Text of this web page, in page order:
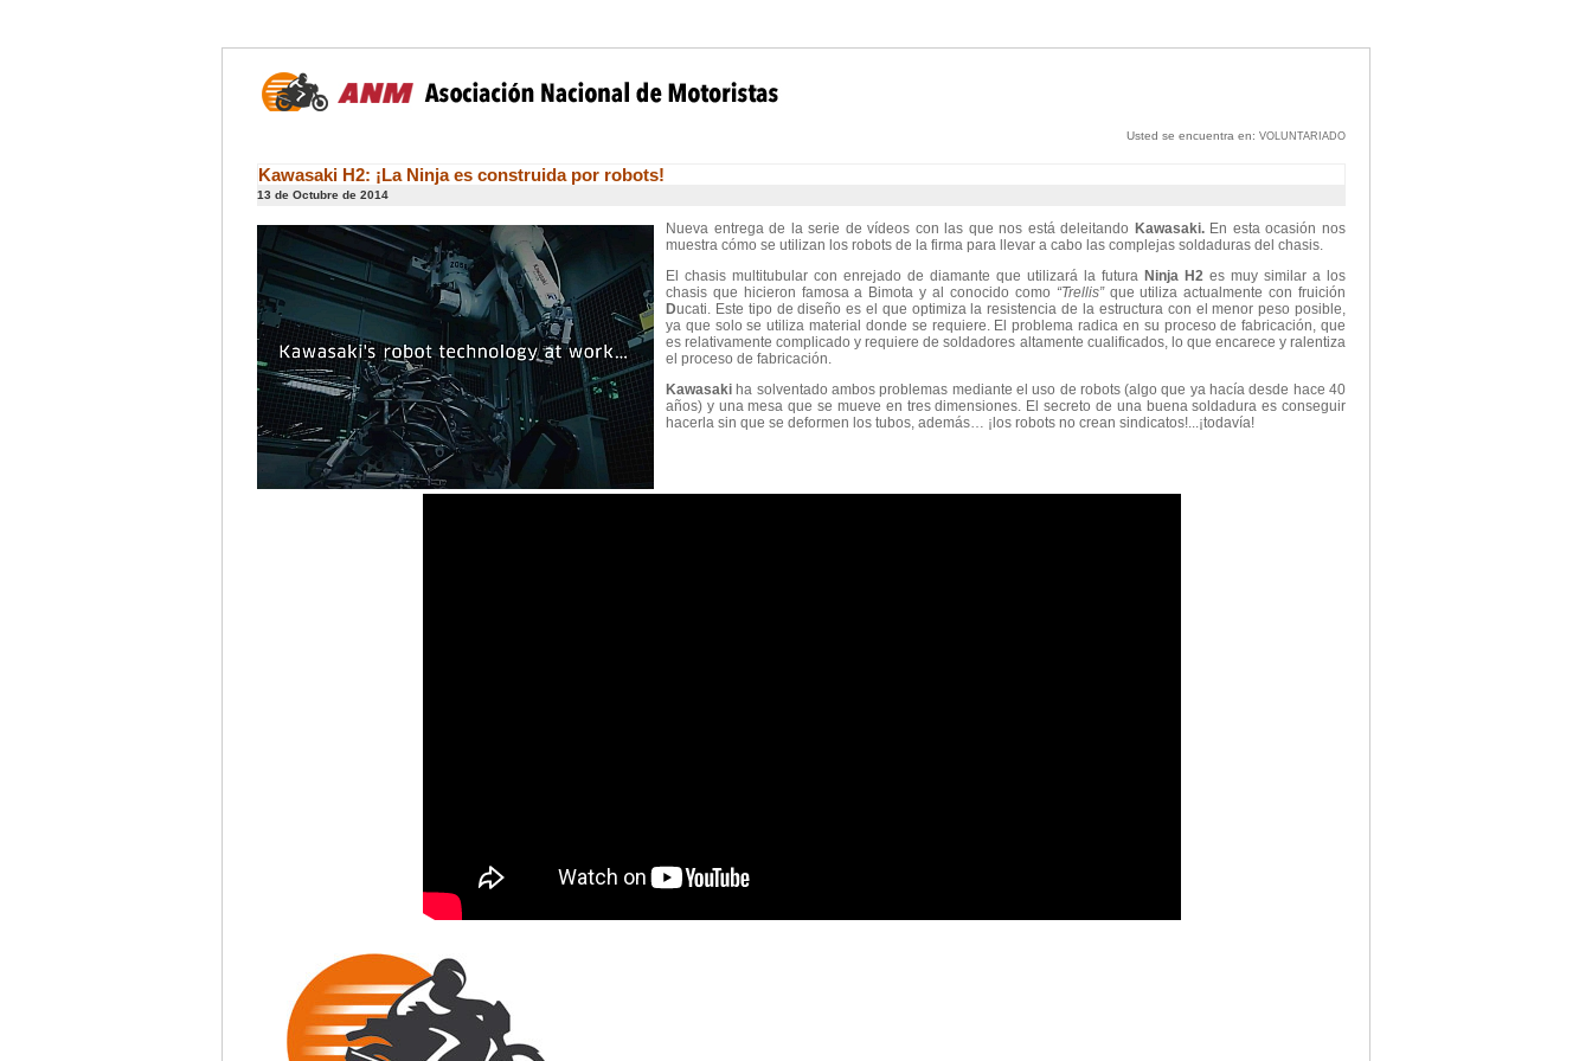
Usted se encuentra en: VOLUNTARIADO
Kawasaki H2: ¡La Ninja es construida por robots!
13 de Octubre de 2014
Nueva entrega de la serie de vídeos con las que nos está deleitando Kawasaki.En esta ocasión nos
muestra cómo se utilizan los robots de la firma para llevar a cabo las complejas soldaduras del chasis.
El chasis multitubular con enrejado de diamante que utilizará la futura Ninja H2 es muy similar a los
chasis que hicieron famosa a Bimota y al conocido como “Trellis” que utiliza actualmente con fruición
Ducati. Este tipo de diseño es el que optimiza la resistencia de la estructura con el menor peso posible,
ya que solo se utiliza material donde se requiere. El problema radica en su proceso de fabricación, que
es relativamente complicado y requiere de soldadores altamente cualificados, lo que encarece y ralentiza
el proceso de fabricación.
Kawasaki ha solventado ambos problemas mediante el uso de robots (algo que ya hacía desde hace 40
años) y una mesa que se mueve en tres dimensiones. El secreto de una buena soldadura es conseguir
hacerla sin que se deformen los tubos, además… ¡los robots no crean sindicatos!...¡todavía!